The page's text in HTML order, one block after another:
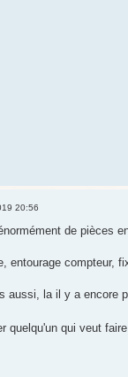
20:56
de pièces
entourage compteur,
aussi, la il y a encore
quelqu'un qui veut